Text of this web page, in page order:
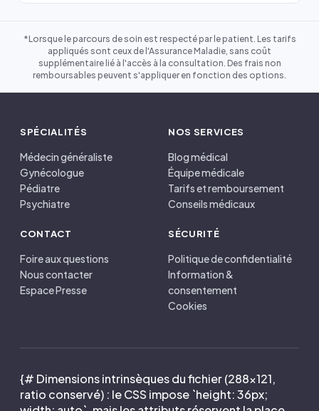
*Lorsque le parcours de soin est respecté par le patient. Les tarifs
appliqués sont ceux de l'Assurance Maladie, sans coût
supplémentaire lié à l'accès à la consultation. Des frais non
remboursables peuvent s'appliquer en fonction des options.
SPÉCIALITÉS
Médecin généraliste
Gynécologue
Pédiatre
Psychiatre
NOS SERVICES
Blog médical
Équipe médicale
Tarifs et remboursement
Conseils médicaux
CONTACT
Foire aux questions
Nous contacter
Espace Presse
SÉCURITÉ
Politique de confidentialité
Information &
consentement
Cookies
{# Dimensions intrinsèques du fichier (288×121,
ratio conservé) : le CSS impose `height: 36px;